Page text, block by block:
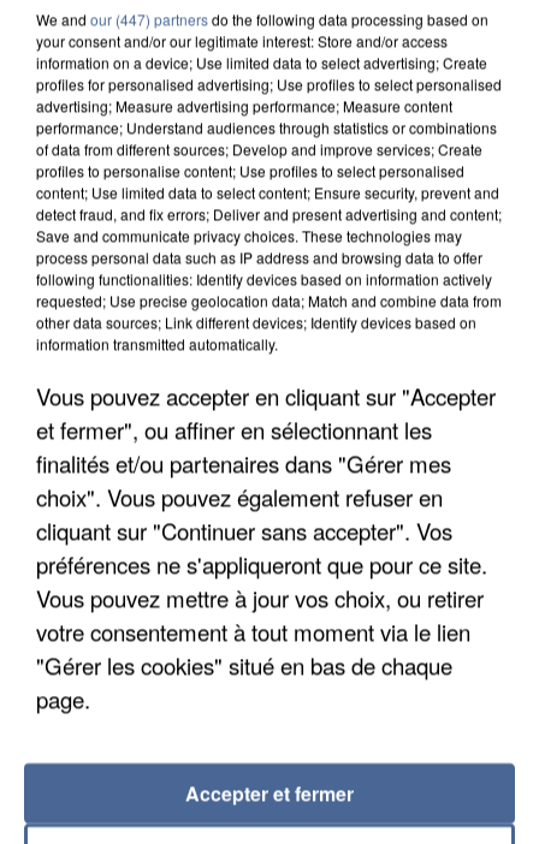
APRÈS TOUTES CES CANICULES, LES REFUGES
L’UN DES FONDATEURS SUPPOSÉS DE LA DZ
We and our (447) partnersdo the following data processing based on
your consent and/or our legitimate interest: Store and/or access
information on a device; Use limited data to select advertising; Create
profiles for personalised advertising; Use profiles to select personalised
advertising; Measure advertising performance; Measure content
performance; Understand audiences through statistics or combinations
of data from different sources; Develop and improve services; Create
profiles to personalise content; Use profiles to select personalised
content; Use limited data to select content; Ensure security, prevent and
detect fraud, and fix errors; Deliver and present advertising and content;
Save and communicate privacy choices. These technologies may
process personal data such as IP address and browsing data to offer
following functionalities: Identify devices based on information actively
requested; Use precise geolocation data; Match and combine data from
other data sources; Link different devices; Identify devices based on
information transmitted automatically.
Vous pouvez accepter en cliquant sur "Accepter
et fermer", ou affiner en sélectionnant les
finalités et/ou partenaires dans "Gérer mes
choix". Vous pouvez également refuser en
cliquant sur "Continuer sans accepter". Vos
préférences ne s'appliqueront que pour ce site.
Vous pouvez mettre à jour vos choix, ou retirer
votre consentement à tout moment via le lien
"Gérer les cookies" situé en bas de chaque
page.
Accepter et fermer